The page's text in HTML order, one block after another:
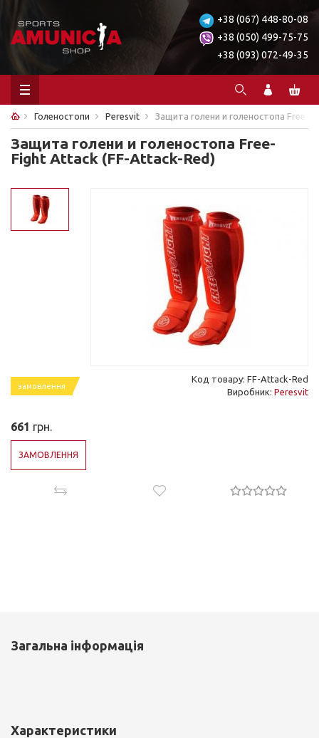
+38 (067) 448-80-08
+38 (050) 499-75-75
+38 (093) 072-49-35
Голеностопи Peresvit Защита голени и голеностопа Free-
Защита голени и голеностопа Free-
Fight Attack (FF-Attack-Red)
замовлення
Код товару: FF-Attack-Red
Виробник: Peresvit
661 грн.
ЗАМОВЛЕННЯ
Загальна інформація
Характеристики